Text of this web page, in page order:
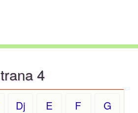
4
Dj E F
G